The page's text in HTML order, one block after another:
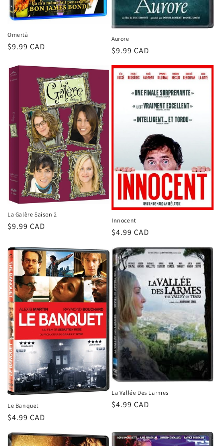
Omertà
Prix
$9.99 CAD
Aurore
Prix
$9.99 CAD
La Galère Saison 2
Prix
$9.99 CAD
Innocent
Prix
$4.99 CAD
Le Banquet
Prix
habituel
$4.99 CAD
La Vallée Des Larmes
Prix
$4.99 CAD